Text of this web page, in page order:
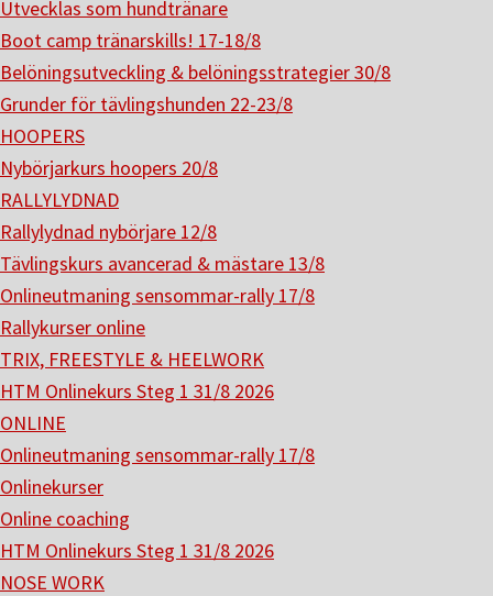
Utvecklas som hundtränare
Boot camp tränarskills! 17-18/8
Belöningsutveckling & belöningsstrategier 30/8
Grunder för tävlingshunden 22-23/8
HOOPERS
Nybörjarkurs hoopers 20/8
RALLYLYDNAD
Rallylydnad nybörjare 12/8
Tävlingskurs avancerad & mästare 13/8
Onlineutmaning sensommar-rally 17/8
Rallykurser online
TRIX, FREESTYLE & HEELWORK
HTM Onlinekurs Steg 1 31/8 2026
ONLINE
Onlineutmaning sensommar-rally 17/8
Onlinekurser
Online coaching
HTM Onlinekurs Steg 1 31/8 2026
NOSE WORK